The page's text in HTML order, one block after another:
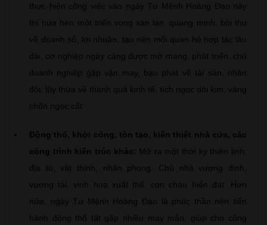
thực hiện công việc vào ngày Tư Mệnh Hoàng Đạo này
thì hứa hẹn một triển vọng xán lạn, quang minh, bội thu
về doanh số, lợi nhuận, tạo nên mối quan hệ hợp tác lâu
dài, cơ nghiệp ngày càng được mở mang, phát triển, chủ
doanh nghiệp gặp vận may, bạo phát về tài sản, nhân
đôi, lũy thừa về thành quả kinh tế, tích ngọc dôi kim, vàng
chôn ngọc cất
Động thổ, khởi công, tôn tạo, kiến thiết nhà cửa, các
công trình kiến trúc khác: Mở ra một thời kỳ thiên linh,
địa tú, vật thịnh, nhân phong. Chủ nhà vượng đinh,
vượng tài, vinh hoa xuất thế, con cháu hiển đạt. Hơn
nữa, ngày Tư Mệnh Hoàng Đạo là phúc thần nên tiến
hành động thổ tất gặp nhiều may mắn, giúp cho công